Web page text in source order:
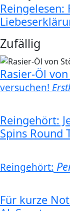
Reingelesen:
Zufällig
Rasier-Öl
versuchen!
Reingehört:
Spins Round
Reingehört:
Für kurze